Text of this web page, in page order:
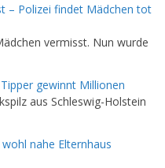
– Polizei findet Mädchen tot
vermisst. Nun wurde
gewinnt Millionen
aus Schleswig-Holstein
nahe Elternhaus